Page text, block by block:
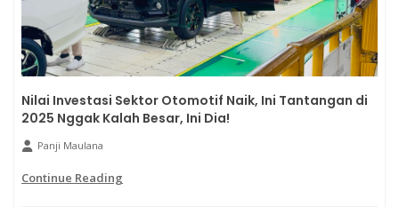
Nilai Investasi Sektor Otomotif Naik, Ini Tantangan di
2025 Nggak Kalah Besar, Ini Dia!
Panji Maulana
Continue Reading